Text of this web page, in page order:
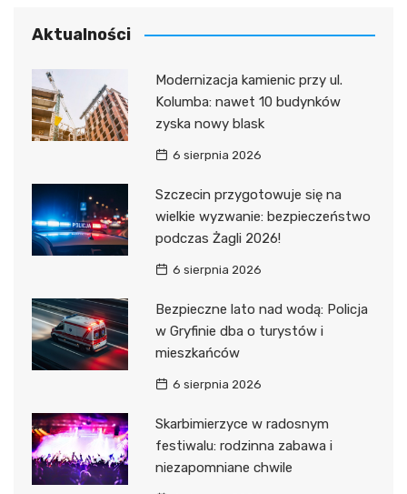
Aktualności
Modernizacja kamienic przy ul.
Kolumba: nawet 10 budynków
zyska nowy blask
6 sierpnia 2026
Szczecin przygotowuje się na
wielkie wyzwanie: bezpieczeństwo
podczas Żagli 2026!
6 sierpnia 2026
Bezpieczne lato nad wodą: Policja
w Gryfinie dba o turystów i
mieszkańców
6 sierpnia 2026
Skarbimierzyce w radosnym
festiwalu: rodzinna zabawa i
niezapomniane chwile